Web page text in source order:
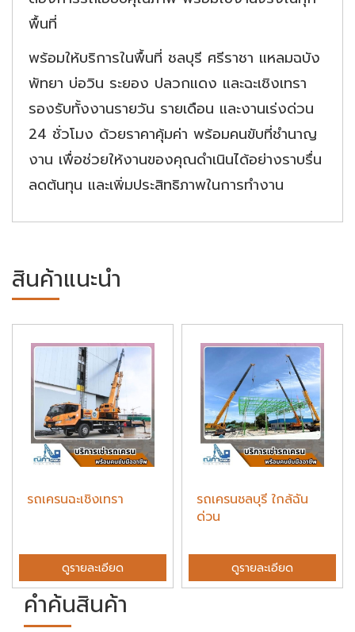
พื้นที่
พร้อมให้บริการในพื้นที่ ชลบุรี ศรีราชา แหลมฉบัง
พัทยา บ่อวิน ระยอง ปลวกแดง และฉะเชิงเทรา
รองรับทั้งงานรายวัน รายเดือน และงานเร่งด่วน
24 ชั่วโมง ด้วยราคาคุ้มค่า พร้อมคนขับที่ชำนาญ
งาน เพื่อช่วยให้งานของคุณดำเนินได้อย่างราบรื่น
ลดต้นทุน และเพิ่มประสิทธิภาพในการทำงาน
สินค้าแนะนำ
รถเครนฉะเชิงเทรา
ดูรายละเอียด
รถเครนชลบุรี ใกล้ฉัน
ด่วน
ดูรายละเอียด
คำค้นสินค้า